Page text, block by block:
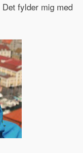
fylder mig med